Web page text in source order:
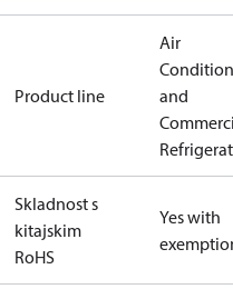
Product line
Air
and
Skladnost s
kitajskim
RoHS
Yes with